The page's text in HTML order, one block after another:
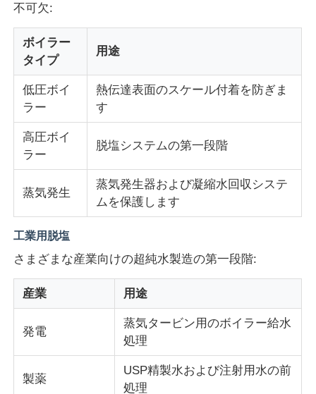
不可欠:
ボイラー
タイプ
用途
低圧ボイ
ラー
熱伝達表面のスケール付着を防ぎま
す
高圧ボイ
ラー
脱塩システムの第一段階
蒸気発生
蒸気発生器および凝縮水回収システ
ムを保護します
工業用脱塩
さまざまな産業向けの超純水製造の第一段階:
産業 用途
発電
蒸気タービン用のボイラー給水
処理
製薬
USP精製水および注射用水の前
処理